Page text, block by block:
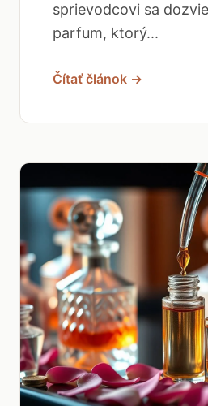
sprievodcovi sa
parfum, ktorý...
Čítať článok →